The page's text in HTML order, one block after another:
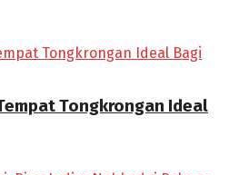
Tongkrongan Ideal